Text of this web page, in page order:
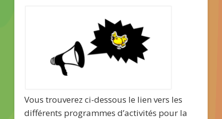
Vous trouverez ci-dessous le lien vers les
différents programmes d’activités pour la